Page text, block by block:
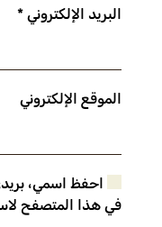
البريد الإلكتروني *
الموقع الإلكتروني
احفظ اسمي،
في هذا المتصفح